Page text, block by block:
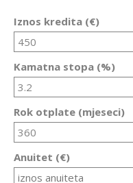
Iznos kredita (€)
Kamatna stopa (%)
Rok otplate (mjeseci)
Anuitet (€)